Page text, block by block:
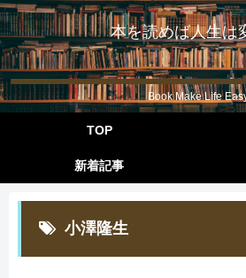
本を読めば人生は
Book Make Life
TOP
新着記事
小澤隆生